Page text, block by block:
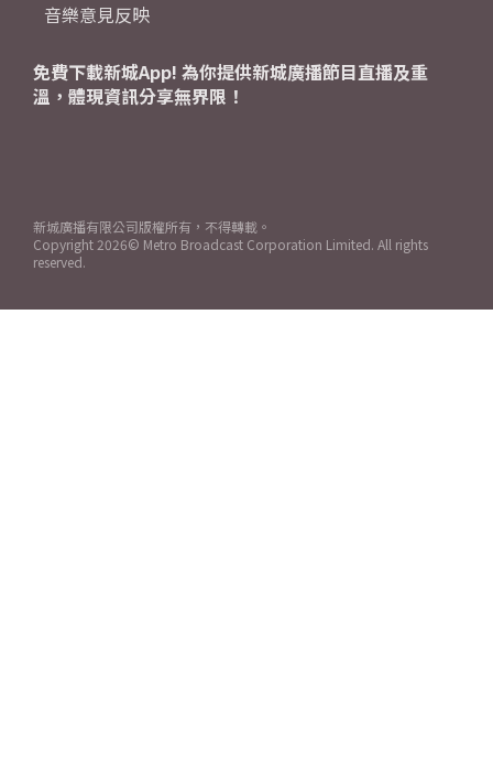
音樂意見反映
免費下載新城App! 為你提供新城廣播節目直播及重
溫，體現資訊分享無界限！
新城廣播有限公司版權所有，不得轉載。
Copyright 2026© Metro Broadcast Corporation Limited. All rights
reserved.